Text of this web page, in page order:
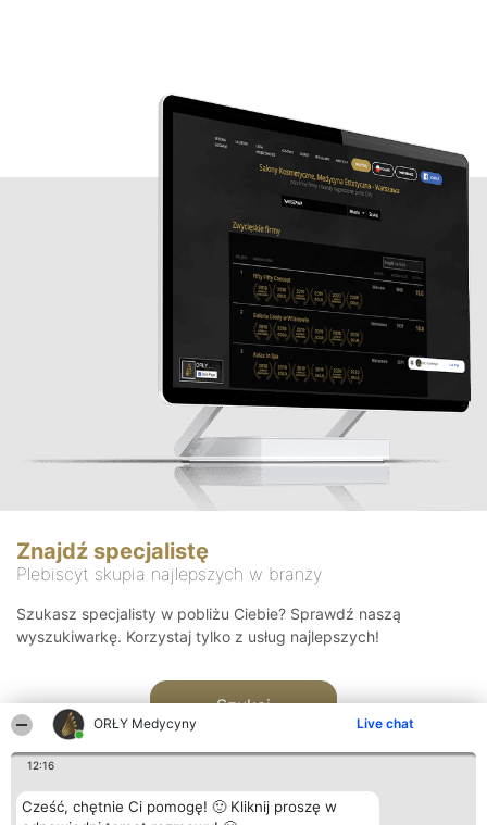
ORŁY Medycyny Live chat
12:16
Cześć, chętnie Ci pomogę! 🙂 Kliknij proszę w
Znajdź specjalistę
Plebiscyt skupia najlepszych w branży
Szukasz specjalisty w pobliżu Ciebie? Sprawdź naszą
wyszukiwarkę. Korzystaj tylko z usług najlepszych!
Szukaj